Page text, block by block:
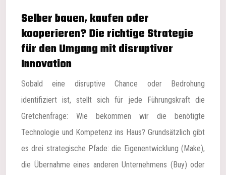
Selber bauen, kaufen oder
kooperieren? Die richtige Strategie
für den Umgang mit disruptiver
Innovation
Sobald eine disruptive Chance oder Bedrohung
identifiziert ist, stellt sich für jede Führungskraft die
Gretchenfrage: Wie bekommen wir die benötigte
Technologie und Kompetenz ins Haus? Grundsätzlich gibt
es drei strategische Pfade: die Eigenentwicklung (Make),
die Übernahme eines anderen Unternehmens (Buy) oder